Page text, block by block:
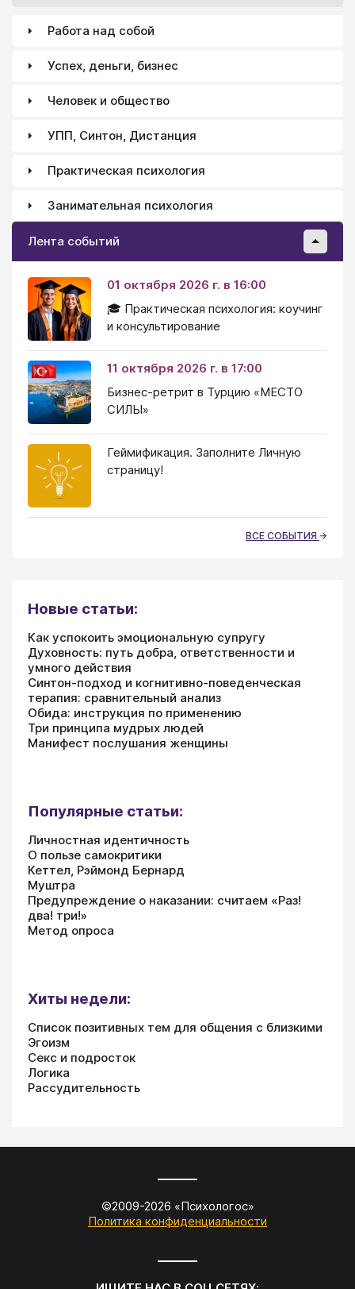
Работа над собой
Успех, деньги, бизнес
Человек и общество
УПП, Синтон, Дистанция
Практическая психология
Занимательная психология
Лента событий
01 октября 2026 г. в 16:00
🎓 Практическая психология: коучинг
и консультирование
11 октября 2026 г. в 17:00
Бизнес-ретрит в Турцию «МЕСТО
СИЛЫ»
Геймификация. Заполните Личную
страницу!
ВСЕ СОБЫТИЯ
Новые статьи:
Как успокоить эмоциональную супругу
Духовность: путь добра, ответственности и
умного действия
Синтон-подход и когнитивно-поведенческая
терапия: сравнительный анализ
Обида: инструкция по применению
Три принципа мудрых людей
Манифест послушания женщины
Популярные статьи:
Личностная идентичность
О пользе самокритики
Кеттел, Рэймонд Бернард
Муштра
Предупреждение о наказании: считаем «Раз!
два! три!»
Метод опроса
Хиты недели:
Список позитивных тем для общения с близкими
Эгоизм
Секс и подросток
Логика
Рассудительность
©2009-2026 «Психологос»
Политика конфиденциальности